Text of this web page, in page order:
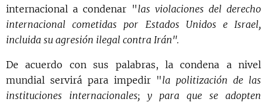
internacional a condenar "las violaciones del derecho
internacional cometidas por Estados Unidos e Israel,
incluida su agresión ilegal contra Irán".
De acuerdo con sus palabras, la condena a nivel
mundial servirá para impedir "la politización de las
instituciones internacionales; y para que se adopten